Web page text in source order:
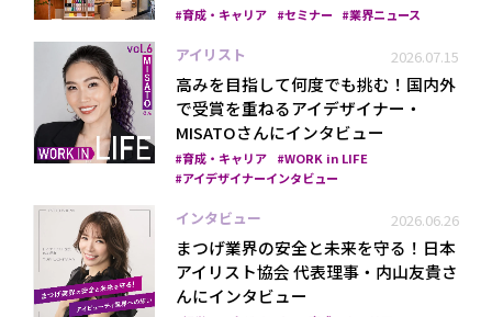
プライバシーポリシー
育成・キャリア セミナー 業界ニュース
アイリスト 2026.07.15
高みを目指して何度でも挑む！国内外
で受賞を重ねるアイデザイナー・
MISATOさんにインタビュー
育成・キャリア
WORK in LIFE
アイデザイナーインタビュー
インタビュー 2026.06.26
まつげ業界の安全と未来を守る！日本
アイリスト協会 代表理事・内山友貴さ
んにインタビュー